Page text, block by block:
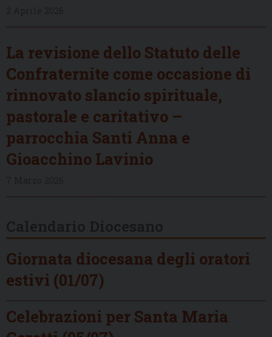
La revisione dello Statuto delle
Confraternite come occasione di
rinnovato slancio spirituale,
pastorale e caritativo –
parrocchia Santi Anna e
Gioacchino Lavinio
Giornata diocesana degli oratori
estivi (01/07)
Celebrazioni per Santa Maria